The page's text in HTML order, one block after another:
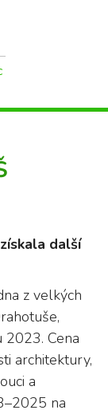
další
z velkých
2023. Cena
architektury,
a
na